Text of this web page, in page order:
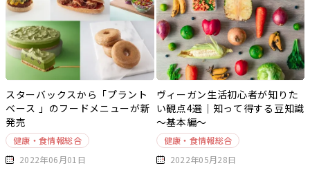
スターバックスから「プラント
ベース 」のフードメニューが新
発売
健康・食情報総合
2022年06月01日
ヴィーガン生活初心者が知りた
い観点4選｜知って得する豆知識
～基本編～
健康・食情報総合
2022年05月28日